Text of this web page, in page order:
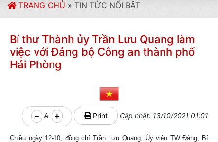
TRANG CHỦ » TIN TỨC NỔI BẬT
Bí thư Thành ủy Trần Lưu Quang làm
việc với Đảng bộ Công an thành phố
Hải Phòng
A Print Cập nhật: 13/10/2021 01:01
Chiều ngày 12-10, đồng chí Trần Lưu Quang, Ủy viên TW Đảng, Bí